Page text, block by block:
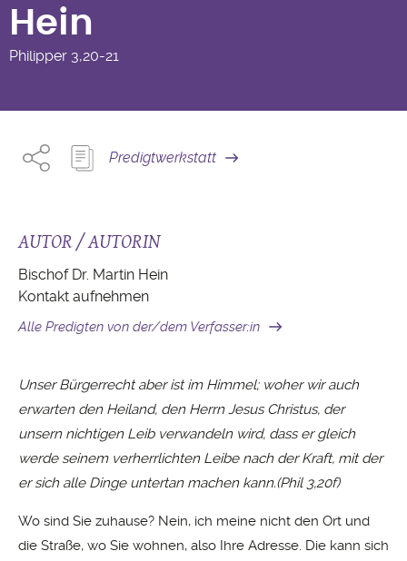
Hein
Philipper 3,20-21
Predigtwerkstatt
AUTOR / AUTORIN
Bischof Dr. Martin Hein
Kontakt aufnehmen
Alle Predigten von der/dem Verfasser:in
Unser Bürgerrecht aber ist im Himmel; woher wir auch
erwarten den Heiland, den Herrn Jesus Christus, der
unsern nichtigen Leib verwandeln wird, dass er gleich
werde seinem verherrlichten Leibe nach der Kraft, mit der
er sich alle Dinge untertan machen kann.(Phil 3,20f)
Wo sind Sie zuhause? Nein, ich meine nicht den Ort und
die Straße, wo Sie wohnen, also Ihre Adresse. Die kann sich